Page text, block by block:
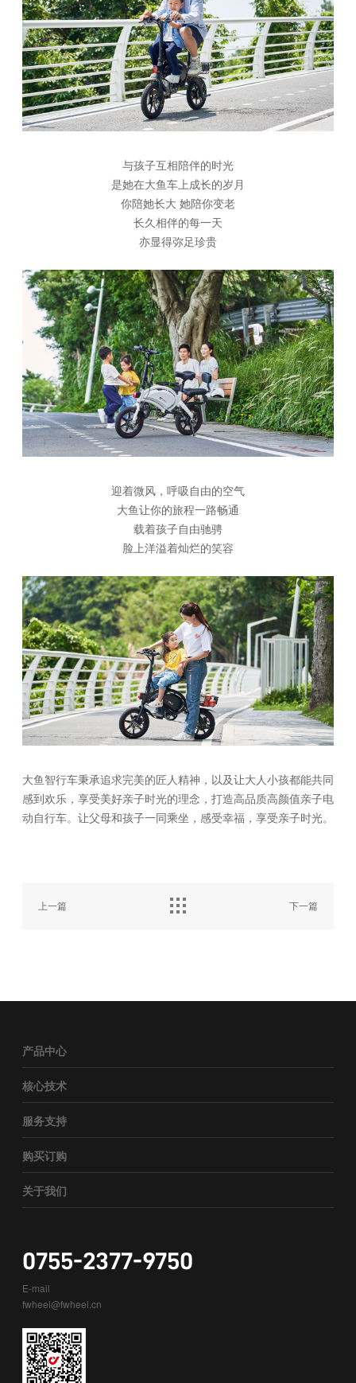
与孩子互相陪伴的时光
是她在大鱼车上成长的岁月
你陪她长大 她陪你变老
长久相伴的每一天
亦显得弥足珍贵
迎着微风，呼吸自由的空气
大鱼让你的旅程一路畅通
载着孩子自由驰骋
脸上洋溢着灿烂的笑容
大鱼智行车秉承追求完美的匠人精神，以及让大人小孩都能共同
感到欢乐，享受美好亲子时光的理念，打造高品质高颜值亲子电
动自行车。让父母和孩子一同乘坐，感受幸福，享受亲子时光。
上一篇 下一篇
产品中心
核心技术
服务支持
购买订购
关于我们
0755-2377-9750
E-mail
fwheel@fwheel.cn